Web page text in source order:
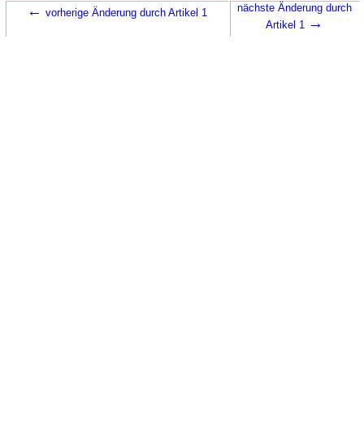
← vorherige Änderung durch Artikel 1
nächste Änderung durch
Artikel 1 →